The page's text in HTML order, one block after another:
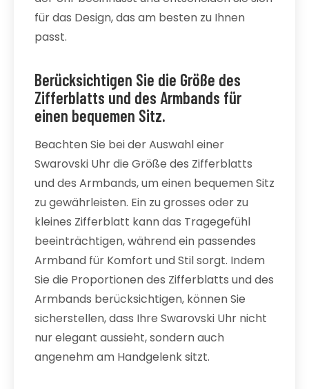
für das Design, das am besten zu Ihnen
passt.
Berücksichtigen Sie die Größe des
Zifferblatts und des Armbands für
einen bequemen Sitz.
Beachten Sie bei der Auswahl einer
Swarovski Uhr die Größe des Zifferblatts
und des Armbands, um einen bequemen Sitz
zu gewährleisten. Ein zu grosses oder zu
kleines Zifferblatt kann das Tragegefühl
beeinträchtigen, während ein passendes
Armband für Komfort und Stil sorgt. Indem
Sie die Proportionen des Zifferblatts und des
Armbands berücksichtigen, können Sie
sicherstellen, dass Ihre Swarovski Uhr nicht
nur elegant aussieht, sondern auch
angenehm am Handgelenk sitzt.